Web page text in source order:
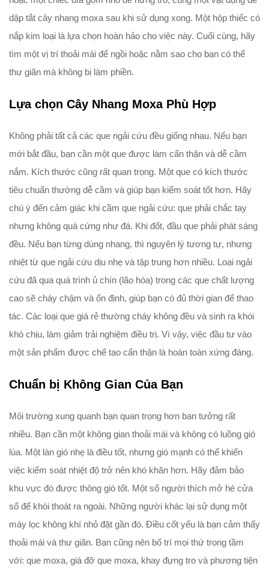
dập tắt cây nhang moxa sau khi sử dụng xong. Một hộp thiếc có
nắp kim loại là lựa chọn hoàn hảo cho việc này. Cuối cùng, hãy
tìm một vị trí thoải mái để ngồi hoặc nằm sao cho bạn có thể
thư giãn mà không bị làm phiền.
Lựa chọn Cây Nhang Moxa Phù Hợp
Không phải tất cả các que ngải cứu đều giống nhau. Nếu bạn
mới bắt đầu, bạn cần một que được làm cẩn thận và dễ cầm
nắm. Kích thước cũng rất quan trọng. Một que có kích thước
tiêu chuẩn thường dễ cầm và giúp bạn kiểm soát tốt hơn. Hãy
chú ý đến cảm giác khi cầm que ngải cứu: que phải chắc tay
nhưng không quá cứng như đá. Khi đốt, đầu que phải phát sáng
đều. Nếu bạn từng dùng nhang, thì nguyên lý tương tự, nhưng
nhiệt từ que ngải cứu dịu nhẹ và tập trung hơn nhiều. Loại ngải
cứu đã qua quá trình ủ chín (lão hóa) trong các que chất lượng
cao sẽ cháy chậm và ổn định, giúp bạn có đủ thời gian để thao
tác. Các loại que giá rẻ thường cháy không đều và sinh ra khói
khó chịu, làm giảm trải nghiệm điều trị. Vì vậy, việc đầu tư vào
một sản phẩm được chế tạo cẩn thận là hoàn toàn xứng đáng.
Chuẩn bị Không Gian Của Bạn
Môi trường xung quanh bạn quan trọng hơn bạn tưởng rất
nhiều. Bạn cần một không gian thoải mái và không có luồng gió
lùa. Một làn gió nhẹ là điều tốt, nhưng gió mạnh có thể khiến
việc kiểm soát nhiệt độ trở nên khó khăn hơn. Hãy đảm bảo
khu vực đó được thông gió tốt. Một số người thích mở hé cửa
sổ để khói thoát ra ngoài. Những người khác lại sử dụng một
máy lọc không khí nhỏ đặt gần đó. Điều cốt yếu là bạn cảm thấy
thoải mái và thư giãn. Bạn cũng nên bố trí mọi thứ trong tầm
với: que moxa, giá đỡ que moxa, khay đựng tro và phương tiện